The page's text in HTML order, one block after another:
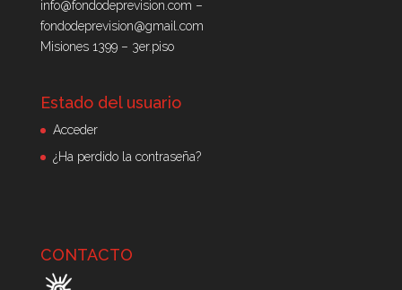
info@fondodeprevision.com –
fondodeprevision@gmail.com
Misiones 1399 – 3er.piso
Estado del usuario
Acceder
¿Ha perdido la contraseña?
CONTACTO